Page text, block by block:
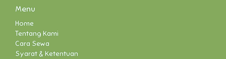
Menu
Home
Tentang Kami
Cara Sewa
Syarat & Ketentuan